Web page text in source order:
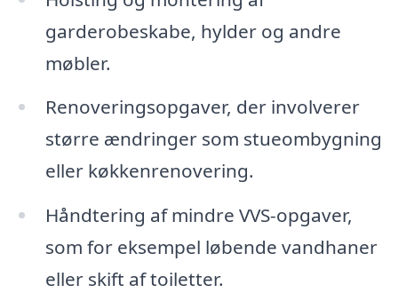
garderobeskabe, hylder og andre
møbler.
Renoveringsopgaver, der involverer
større ændringer som stueombygning
eller køkkenrenovering.
Håndtering af mindre VVS-opgaver,
som for eksempel løbende vandhaner
eller skift af toiletter.